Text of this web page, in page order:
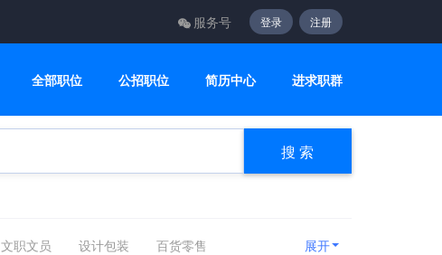
服务号 登录 注册
全部职位 公招职位 简历中心 进求职群
搜 索
文职文员 设计包装
百货零售
展开